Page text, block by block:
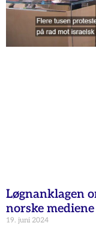
Løgnanklagen
norske
19. juni 2024